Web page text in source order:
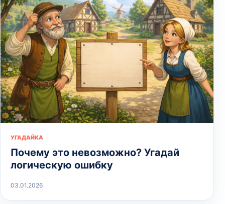
УГАДАЙКА
Почему это невозможно? Угадай
логическую ошибку
03.01.2026